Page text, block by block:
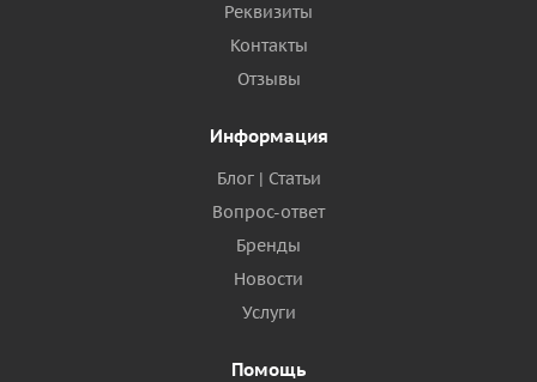
Реквизиты
Контакты
Отзывы
Информация
Блог | Статьи
Вопрос-ответ
Бренды
Новости
Услуги
Помощь